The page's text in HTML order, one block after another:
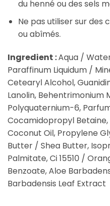
du henné ou des sels
Ne pas utiliser sur des
ou abîmés.
Ingredient :Aqua /
Paraffinum Liquidum /
Cetearyl Alcohol,
Lanolin, Behentrimonium
Polyquaternium-6,
Cocamidopropyl
Coconut Oil, Propylene
Butter / Shea Butter,
Palmitate, Ci 15510 /
Benzoate, Aloe
Barbadensis Leaf Extract